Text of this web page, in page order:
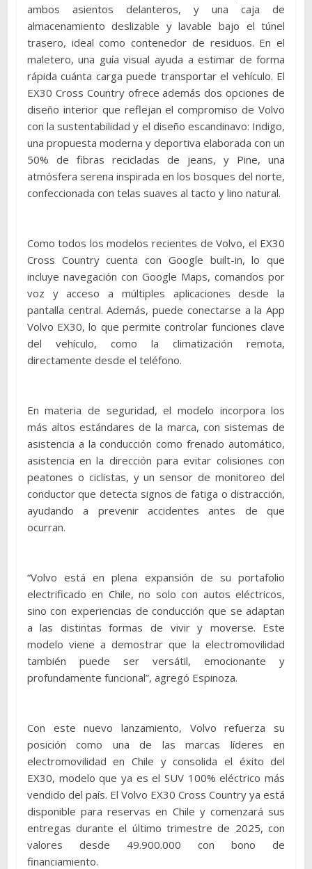
ambos asientos delanteros, y una caja de
almacenamiento deslizable y lavable bajo el túnel
trasero, ideal como contenedor de residuos. En el
maletero, una guía visual ayuda a estimar de forma
rápida cuánta carga puede transportar el vehículo. El
EX30 Cross Country ofrece además dos opciones de
diseño interior que reflejan el compromiso de Volvo
con la sustentabilidad y el diseño escandinavo: Indigo,
una propuesta moderna y deportiva elaborada con un
50% de fibras recicladas de jeans, y Pine, una
atmósfera serena inspirada en los bosques del norte,
confeccionada con telas suaves al tacto y lino natural.
Como todos los modelos recientes de Volvo, el EX30
Cross Country cuenta con Google built-in, lo que
incluye navegación con Google Maps, comandos por
voz y acceso a múltiples aplicaciones desde la
pantalla central. Además, puede conectarse a la App
Volvo EX30, lo que permite controlar funciones clave
del vehículo, como la climatización remota,
directamente desde el teléfono.
En materia de seguridad, el modelo incorpora los
más altos estándares de la marca, con sistemas de
asistencia a la conducción como frenado automático,
asistencia en la dirección para evitar colisiones con
peatones o ciclistas, y un sensor de monitoreo del
conductor que detecta signos de fatiga o distracción,
ayudando a prevenir accidentes antes de que
ocurran.
“Volvo está en plena expansión de su portafolio
electrificado en Chile, no solo con autos eléctricos,
sino con experiencias de conducción que se adaptan
a las distintas formas de vivir y moverse. Este
modelo viene a demostrar que la electromovilidad
también puede ser versátil, emocionante y
profundamente funcional”, agregó Espinoza.
Con este nuevo lanzamiento, Volvo refuerza su
posición como una de las marcas líderes en
electromovilidad en Chile y consolida el éxito del
EX30, modelo que ya es el SUV 100% eléctrico más
vendido del país. El Volvo EX30 Cross Country ya está
disponible para reservas en Chile y comenzará sus
entregas durante el último trimestre de 2025, con
valores desde 49.900.000 con bono de
financiamiento.